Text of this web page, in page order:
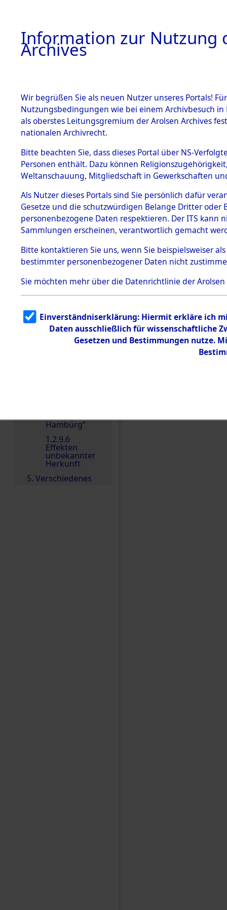
BESTÄNDE
1.
Inhaftierungsdoku
mente
1.2.9 Beim ITS
Effekten
1.2.9.1
Effekten aus
dem KZ
Dachau
1.2.9.2
Effekten aus
dem KZ
Bayerisches
1.2.9.3
Effekten aus
dem KZ
Neuengamm
Hamburg“
1.2.9.6
Effekten
unbekannter
Herkunft
5. Verschiedenes
0006
Information zur Nutzung
Archives
Wir begrüßen Sie als neuen Nutzer unseres Portals!
Nutzungsbedingungen wie bei einem Archivbesuch
als oberstes Leitungsgremium der Arolsen Archives
nationalen Archivrecht.
Bitte beachten Sie, dass dieses Portal über NS-
Personen enthält. Dazu können
Weltanschauung, Mitgliedschaft in Gewerkschaften
Als Nutzer dieses Portals sind Sie persönlich dafür
Gesetze und die schutzwürdigen Belange Dritter
personenbezogene Daten respektieren. Der ITS
Sammlungen erscheinen, verantwortlich gemacht
Bitte kontaktieren Sie uns, wenn Sie beispielsweiser
bestimmter personenbezogener Daten nicht
Sie möchten mehr über die Datenrichtlinie der Arolsen
Einverständniserklärung: Hiermit erkläre ich
Daten ausschließlich für wissenschaftliche
Gesetzen und Bestimmungen nutze.